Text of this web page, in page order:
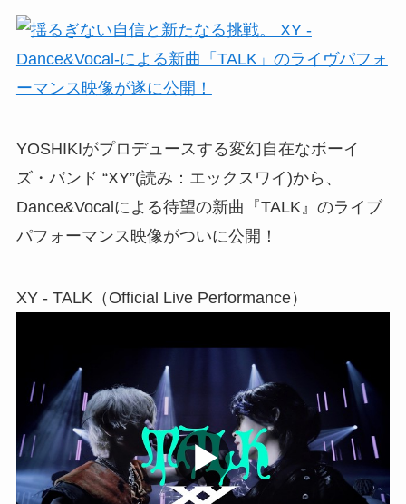
YOSHIKIがプロデュースする変幻自在なボーイ
ズ・バンド “XY”(読み：エックスワイ)から、
Dance&Vocalによる待望の新曲『TALK』のライブ
パフォーマンス映像がついに公開！
XY - TALK（Official Live Performance）